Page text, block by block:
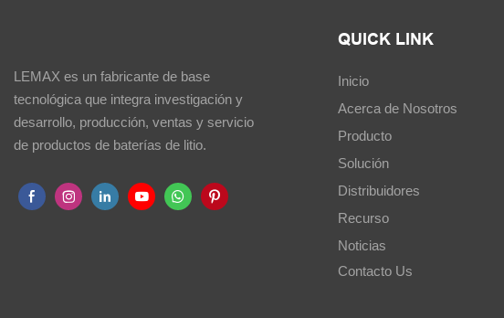
LEMAX es un fabricante de base
tecnológica que integra investigación y
desarrollo, producción, ventas y servicio
de productos de baterías de litio.
QUICK LINK
Inicio
Acerca de Nosotros
Producto
Solución
Distribuidores
Recurso
Noticias
Contacto Us